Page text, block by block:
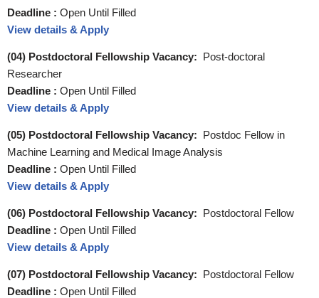
Deadline : Open Until Filled
View details & Apply
(04) Postdoctoral Fellowship Vacancy: Post-doctoral
Researcher
Deadline : Open Until Filled
View details & Apply
(05) Postdoctoral Fellowship Vacancy: Postdoc Fellow in
Machine Learning and Medical Image Analysis
Deadline : Open Until Filled
View details & Apply
(06) Postdoctoral Fellowship Vacancy: Postdoctoral Fellow
Deadline : Open Until Filled
View details & Apply
(07) Postdoctoral Fellowship Vacancy: Postdoctoral Fellow
Deadline : Open Until Filled